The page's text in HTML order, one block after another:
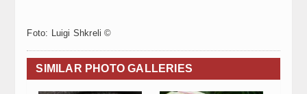
Foto: Luigi Shkreli ©
SIMILAR PHOTO GALLERIES